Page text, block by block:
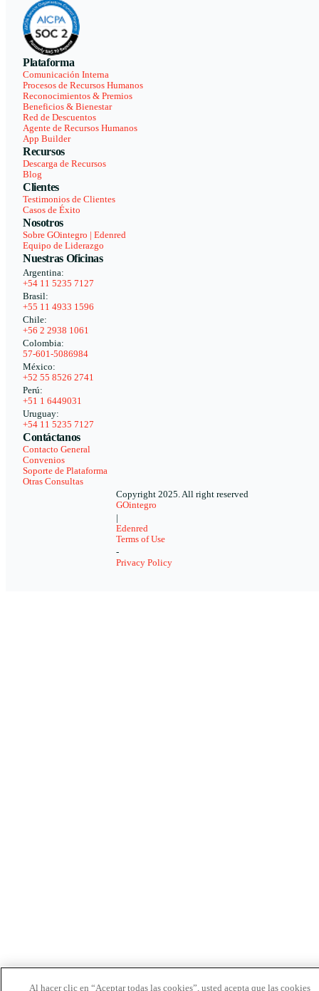
Plataforma
Comunicación Interna
Procesos de Recursos Humanos
Reconocimientos & Premios
Beneficios & Bienestar
Red de Descuentos
Agente de Recursos Humanos
App Builder
Recursos
Descarga de Recursos
Blog
Clientes
Testimonios de Clientes
Casos de Éxito
Nosotros
Sobre GOintegro | Edenred
Equipo de Liderazgo
Nuestras Oficinas
Argentina:
+54 11 5235 7127
Brasil:
+55 11 4933 1596
Chile:
+56 2 2938 1061
Colombia:
57-601-5086984
México:
+52 55 8526 2741
Perú:
+51 1 6449031
Uruguay:
+54 11 5235 7127
Contáctanos
Contacto General
Convenios
Soporte de Plataforma
Otras Consultas
Copyright 2025. All right reserved
GOintegro
Edenred
Terms of Use
-
Privacy Policy
Al hacer clic en “Aceptar todas las cookies”, usted acepta que las cookies